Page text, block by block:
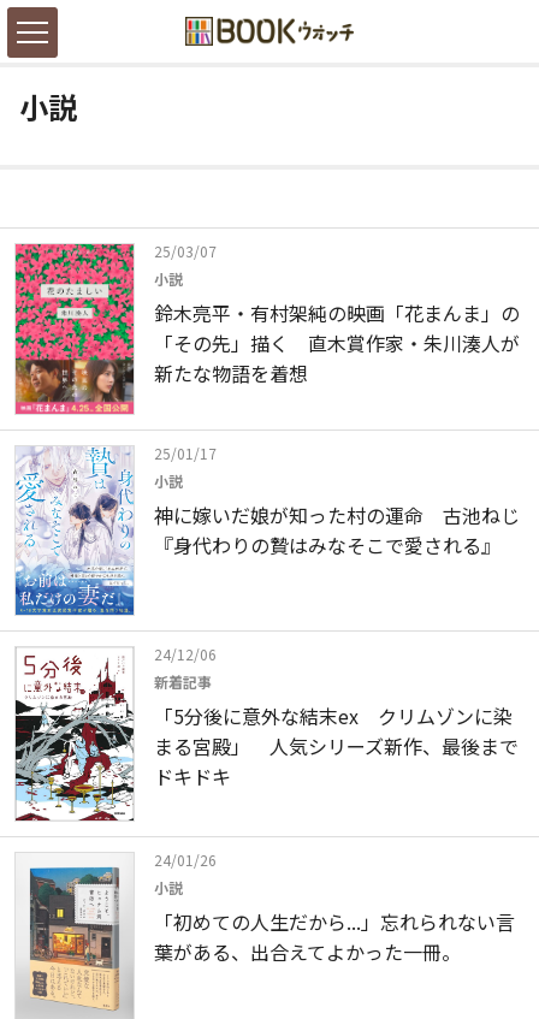
小説
25/03/07
小説
鈴木亮平・有村架純の映画「花まんま」の
「その先」描く 直木賞作家・朱川湊人が
新たな物語を着想
25/01/17
小説
神に嫁いだ娘が知った村の運命 古池ねじ
『身代わりの贄はみなそこで愛される』
24/12/06
新着記事
「5分後に意外な結末ex クリムゾンに染
まる宮殿」 人気シリーズ新作、最後まで
ドキドキ
24/01/26
小説
「初めての人生だから...」忘れられない言
葉がある、出合えてよかった一冊。